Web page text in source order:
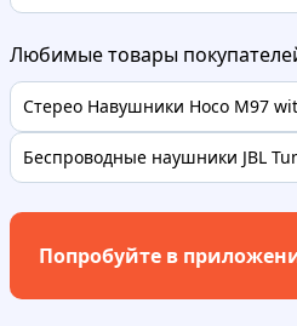
Любимые товары
Стерео Навушники Hoco M97
Беспроводные наушники JBL
Попробуйте в